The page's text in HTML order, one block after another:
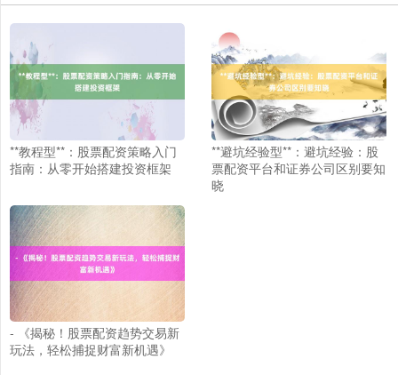
**教程型**：股票配资策略入门
指南：从零开始搭建投资框架
**避坑经验型**：避坑经验：股
票配资平台和证券公司区别要知
晓
- 《揭秘！股票配资趋势交易新
玩法，轻松捕捉财富新机遇》
1122.88 +3.42 +0.30%
创业板指 3515.56